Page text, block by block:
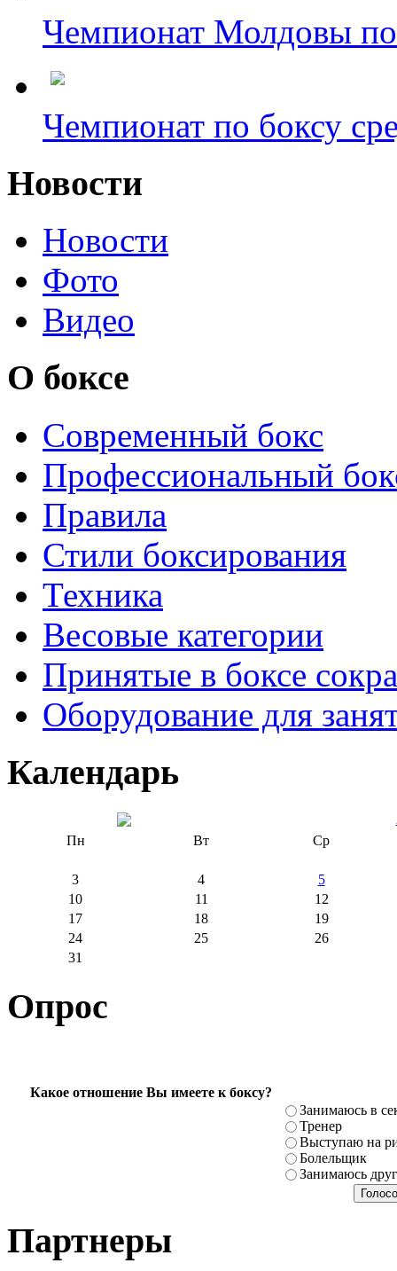
Чемпионат Молдовы
Чемпионат по боксу
Новости
Новости
Фото
Видео
О боксе
Современный бокс
Профессиональный
Правила
Стили боксирования
Техника
Весовые категории
Принятые в боксе
Оборудование для
Календарь
Пн
Вт Ср
3 4
5
10
11
12
17
18
19
24
25
26
31
Опрос
Какое отношение Вы имеете к боксу?
Занимаюсь в
Тренер
Выступаю на
Болельщик
Занимаюсь
Партнеры